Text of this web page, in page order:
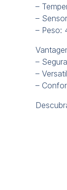
–
–
– Peso:
–
–
–